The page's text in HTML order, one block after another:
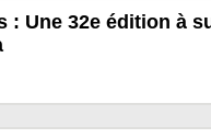
: Une 32e édition à